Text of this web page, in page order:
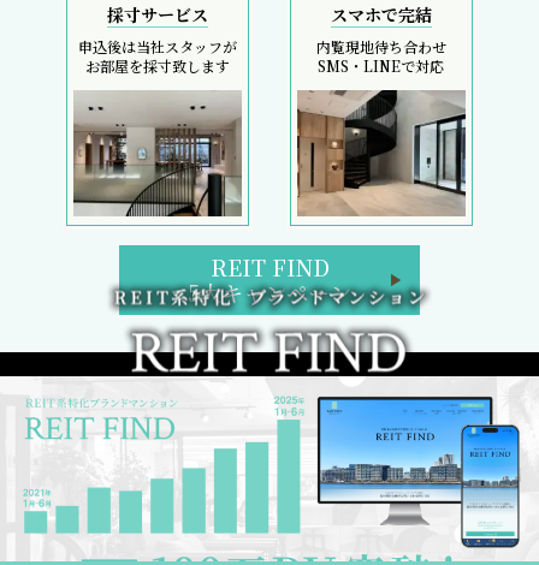
採寸サービス
申込後は当社スタッフが
お部屋を採寸致します
スマホで完結
内覧現地待ち合わせ
SMS・LINEで対応
REIT FIND
5大キャンペーン